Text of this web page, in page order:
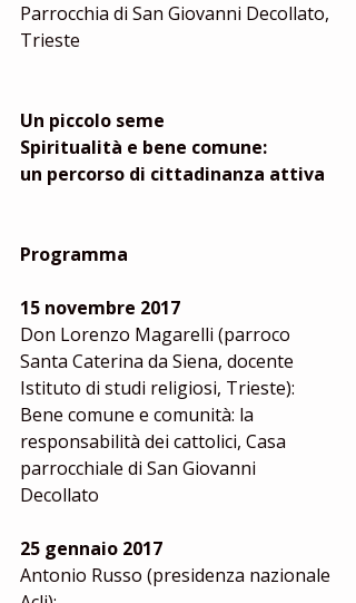
Parrocchia di San Giovanni Decollato,
Trieste
Un piccolo seme
Spiritualità e bene comune:
un percorso di cittadinanza attiva
Programma
15 novembre 2017
Don Lorenzo Magarelli (parroco
Santa Caterina da Siena, docente
Istituto di studi religiosi, Trieste):
Bene comune e comunità: la
responsabilità dei cattolici, Casa
parrocchiale di San Giovanni
Decollato
25 gennaio 2017
Antonio Russo (presidenza nazionale